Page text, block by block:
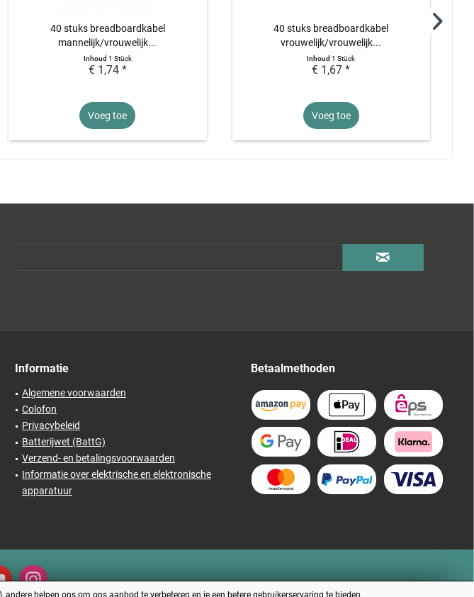
40 stuks breadboardkabel
mannelijk/vrouwelijk...
Inhoud 1 Stück
€ 1,74 *
Voeg toe
40 stuks breadboardkabel
vrouwelijk/vrouwelijk...
Inhoud1 Stück
€ 1,67 *
Voeg toe
Informatie
Algemene voorwaarden
Colofon
Privacybeleid
Batterijwet (BattG)
Verzend- en betalingsvoorwaarden
Informatie over elektrische en elektronische
apparatuur
Betaalmethoden
helpen ons om ons aanbod te verbeteren en je een betere gebruikerservaring te bieden.